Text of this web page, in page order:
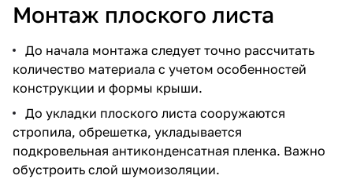
Монтаж плоского листа
До начала монтажа следует точно рассчитать
количество материала с учетом особенностей
конструкции и формы крыши.
До укладки плоского листа сооружаются
стропила, обрешетка, укладывается
подкровельная антиконденсатная пленка. Важно
обустроить слой шумоизоляции.